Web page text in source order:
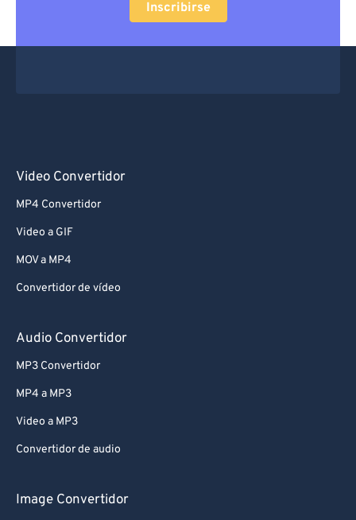
Inscribirse
Video Convertidor
MP4 Convertidor
Video a GIF
MOV a MP4
Convertidor de vídeo
Audio Convertidor
MP3 Convertidor
MP4 a MP3
Video a MP3
Convertidor de audio
Image Convertidor